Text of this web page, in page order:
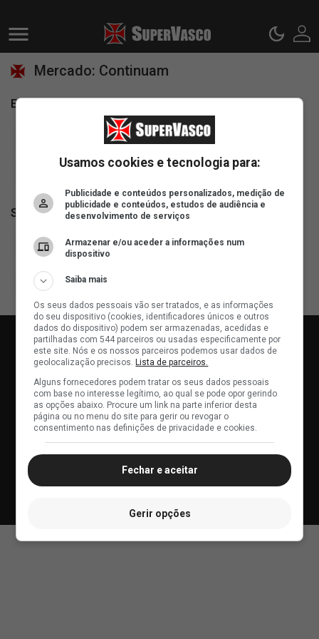
Mercado: Continuam
Especulações:
Especuladas Confimadas
Saídas:
Todas Confimadas Não confimadas
Continuam
Últimas Notícias do Vasco
Política de Privacidade e Cookies
Configurações de privacidade e cookies
2000 - 2026 © SuperVasco
Site de notícias sobre o Club de Regatas Vasco da Gama
Desenvolvido porSile
Usamos cookies e tecnologia para:
Publicidade e conteúdos personalizados, medição de
publicidade e conteúdos, estudos de audiência e
desenvolvimento de serviços
Armazenar e/ou aceder a informações num
dispositivo
Saiba mais
Os seus dados pessoais vão ser tratados, e as informações
do seu dispositivo (cookies, identificadores únicos e outros
dados do dispositivo) podem ser armazenadas, acedidas e
partilhadas com 544 parceiros ou usadas especificamente por
este site. Nós e os nossos parceiros podemos usar dados de
geolocalização precisos. Lista de parceiros.
Alguns fornecedores podem tratar os seus dados pessoais
com base no interesse legítimo, ao qual se pode opor gerindo
as opções abaixo. Procure um link na parte inferior desta
página ou no menu do site para gerir ou revogar o
consentimento nas definições de privacidade e cookies.
Fechar e aceitar
Gerir opções